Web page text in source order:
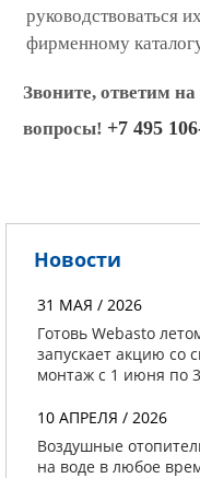
руководствоваться
фирменному
Звоните, ответим
вопросы! +7 495
Новости
31 МАЯ / 2026
Готовь Webasto
запускает акцию со
монтаж с 1 июня по
10 АПРЕЛЯ / 2026
Воздушные
на воде в любое